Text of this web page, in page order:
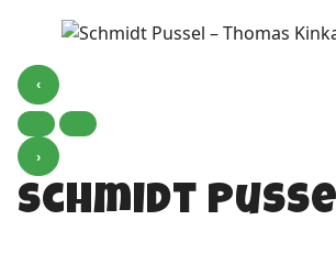
‹
›
Schmidt